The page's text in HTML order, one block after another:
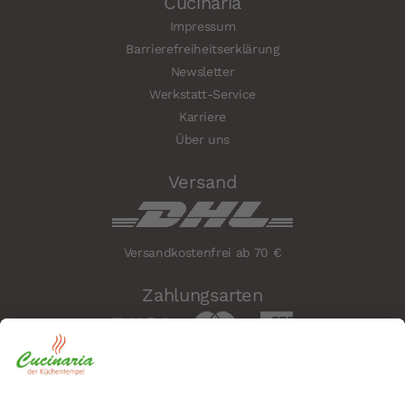
Impressum
Barrierefreiheitserklärung
Newsletter
Werkstatt-Service
Karriere
Über uns
Versand
Versandkostenfrei ab 70 €
Zahlungsarten